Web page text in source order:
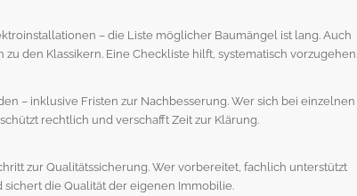
– die Liste möglicher Baumängel ist lang. Auch
den Klassikern. Eine Checkliste hilft, systematisch vorzugehen.
– inklusive Fristen zur Nachbesserung. Wer sich bei einzelnen
rechtlich und verschafft Zeit zur Klärung.
zur Qualitätssicherung. Wer vorbereitet, fachlich unterstützt
die Qualität der eigenen Immobilie.